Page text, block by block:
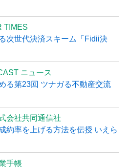
TIMES
次世代決済スキーム「Fidii決
ニュース
る第23回 ツナガる不動産交流
会社共同通信社
約率を上げる方法を伝授 いえら
手帳